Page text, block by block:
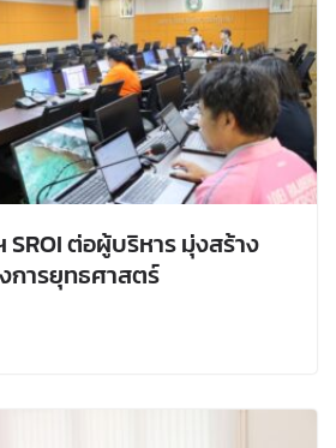
SROI ต่อผู้บริหาร มุ่งสร้าง
การยุทธศาสตร์